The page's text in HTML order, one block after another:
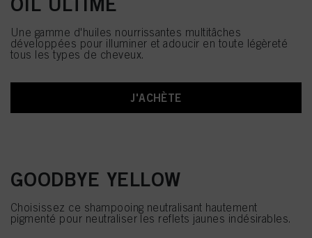
Une gamme d'huiles nourrissantes multitâches
développées pour illuminer et adoucir en toute légèreté
tous les types de cheveux.
J'ACHÈTE
GOODBYE YELLOW
Choisissez ce shampooing neutralisant hautement
pigmenté pour neutraliser les reflets jaunes indésirables.